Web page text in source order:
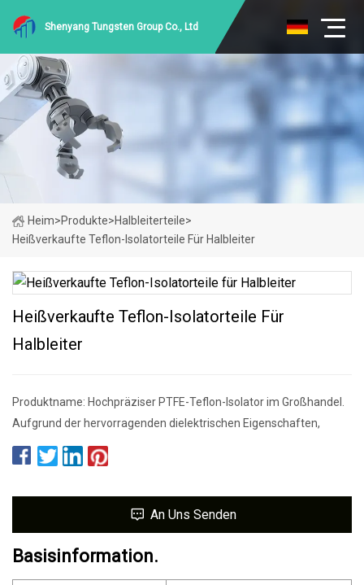
Shenyang Tungsten Group Co., Ltd
Heim>Produkte>Halbleiterteile>
Heißverkaufte Teflon-Isolatorteile Für Halbleiter
Heißverkaufte Teflon-Isolatorteile Für
Halbleiter
Produktname: Hochpräziser PTFE-Teflon-Isolator im Großhandel.
Aufgrund der hervorragenden dielektrischen Eigenschaften,
An Uns Senden
Basisinformation.